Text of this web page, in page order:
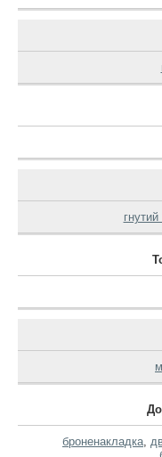
броненакладка